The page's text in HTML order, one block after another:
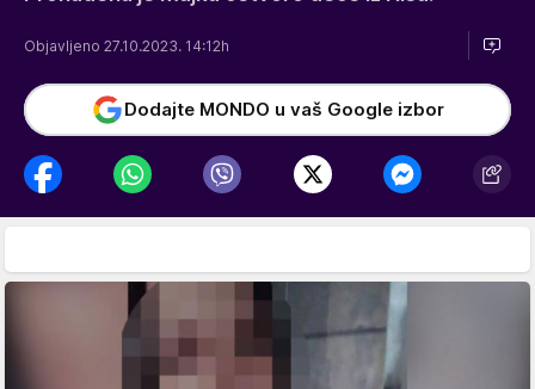
Objavljeno 27.10.2023. 14:12h
Dodajte MONDO u vaš Google izbor